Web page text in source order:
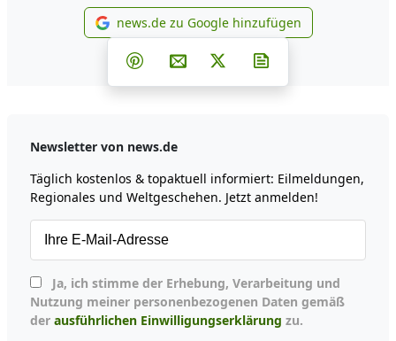
news.de zu Google
news.de zu Google hinzufügen
Teilen auf Facebook
Teilen auf Whatsapp
Teilen auf Telegram
Teilen auf Pinterest
Per E-Mail teilen
Post auf X
Newsletter von news.de
Täglich kostenlos & topaktuell informiert: Eilmeldungen,
Regionales und Weltgeschehen. Jetzt anmelden!
Nutzung meiner personenbezogenen Daten gemäß
der ausführlichen Einwilligungserklärung zu.